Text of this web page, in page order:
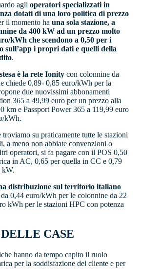
agli operatori specializzati in
dotati di una loro politica di prezzo
il momento ha una sola stazione, a
da 400 kW ad un prezzo molto
kWh che scendono a 0,50 per i
sull’app i propri dati e quelli della
.
è la rete Ionity con colonnine da
chiede 0,89- 0,85 euro/kWh per la
due nuovissimi abbonamenti
365 a 49,99 euro per un prezzo alla
km e Passport Power 365 a 119,99 euro
kWh.
troviamo su praticamente tutte le stazioni
a meno non abbiate convenzioni o
operatori, si fa pagare con il POS 0,50
in AC, 0,65 per quella in CC e 0,79
kW.
distribuzione sul territorio italiano
0,44 euro/kWh per le colonnine da 22
kWh per le stazioni HPC con potenza
CASE
hanno da tempo capito il ruolo
per la soddisfazione del cliente e per